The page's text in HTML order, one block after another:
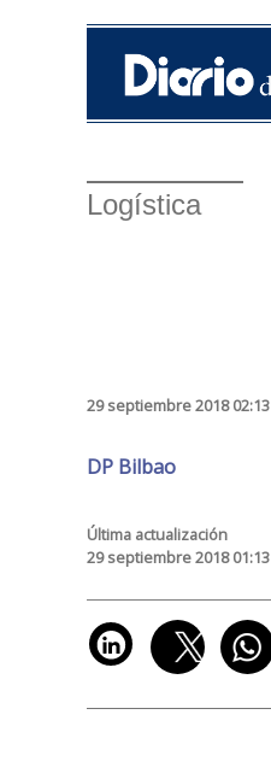
Logística
29 septiembre 2018 02:13
DP Bilbao
Última actualización
29 septiembre 2018 01:13